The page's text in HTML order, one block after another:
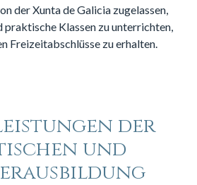
der Xunta de Galicia zugelassen,
praktische Klassen zu unterrichten,
Freizeitabschlüsse zu erhalten.
der
und